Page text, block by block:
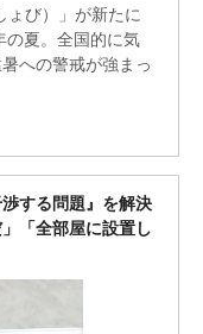
び）」が新たに
の夏。全国的に気
への警戒が強まっ
する問題』を解決
「全部屋に設置し